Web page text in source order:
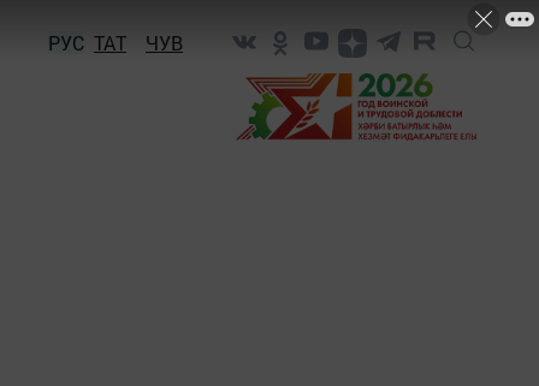
РУС ТАТ ЧУВ